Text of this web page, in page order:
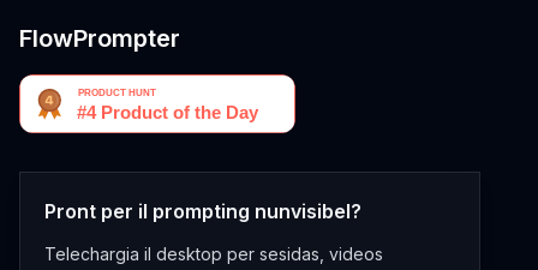
FlowPrompter
Pront per il prompting nunvisibel?
Telechargia il desktop per sesidas, videos